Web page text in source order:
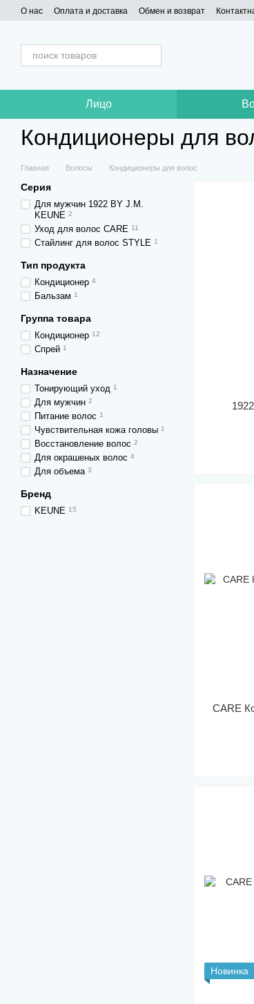
Перейти к основному контенту
О нас Оплата и доставка Обмен и возврат
Лицо
Кондиционеры для
Главная Волосы Кондиционеры для волос
CARE
Новинка
Серия
Для мужчин 1922 BY J.M.
KEUNE 2
Уход для волос CARE 11
Стайлинг для волос STYLE 1
Тип продукта
Кондиционер 4
Бальзам 1
Группа товара
Кондиционер 12
Спрей 1
Назначение
Тонирующий уход 1
Для мужчин 2
Питание волос 1
Чувствительная кожа головы 1
Восстановление волос 2
Для окрашеных волос 4
Для объема 3
Бренд
KEUNE 15